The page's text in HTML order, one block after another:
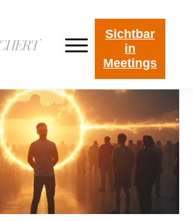
Sichtbar
in
Meetings